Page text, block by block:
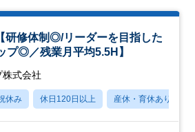
研修体制◎/リーダーを目指した
プ◎／残業月平均5.5H】
株式会社
休み 休日120日以上 産休・育休あり